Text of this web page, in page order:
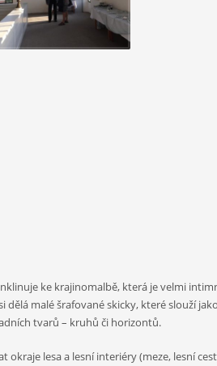
ke krajinomalbě, která je velmi
malé šrafované skicky, které slouží
tvarů – kruhů či horizontů.
lesa a lesní interiéry (meze, lesní